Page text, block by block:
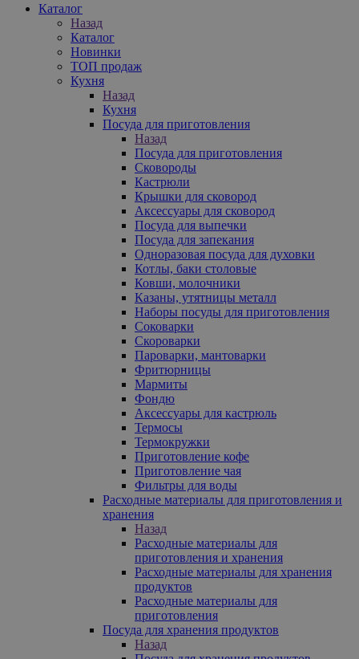
Каталог
Назад
Каталог
Новинки
ТОП продаж
Кухня
Назад
Кухня
Посуда для приготовления
Назад
Посуда для приготовления
Сковороды
Кастрюли
Крышки для сковород
Аксессуары для сковород
Посуда для выпечки
Посуда для запекания
Одноразовая посуда для духовки
Котлы, баки столовые
Ковши, молочники
Казаны, утятницы металл
Наборы посуды для приготовления
Соковарки
Скороварки
Пароварки, мантоварки
Фритюрницы
Мармиты
Фондю
Аксессуары для кастрюль
Термосы
Термокружки
Приготовление кофе
Приготовление чая
Фильтры для воды
Расходные материалы для приготовления и
хранения
Назад
Расходные материалы для
приготовления и хранения
Расходные материалы для хранения
продуктов
Расходные материалы для
приготовления
Посуда для хранения продуктов
Назад